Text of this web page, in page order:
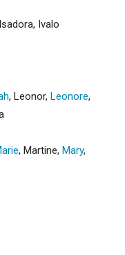
Ivalo
, Leonor, Leonore,
, Martine, Mary,